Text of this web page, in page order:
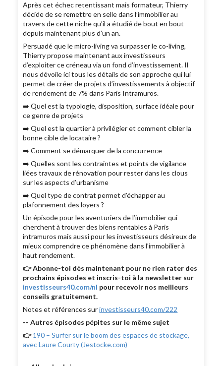
Après cet échec retentissant mais formateur, Thierry
décide de se remettre en selle dans l’immobilier au
travers de cette niche qu’il a étudié de bout en bout
depuis maintenant plus d’un an.
Persuadé que le micro-living va surpasser le co-living,
Thierry propose maintenant aux investisseurs
d’exploiter ce créneau via un fond d’investissement. Il
nous dévoile ici tous les détails de son approche qui lui
permet de créer de projets d’investissements à objectif
de rendement de 7% dans Paris Intramuros.
➡️ Quel est la typologie, disposition, surface idéale pour
ce genre de projets
➡️ Quel est la quartier à privilégier et comment cibler la
bonne cible de locataire ?
➡️ Comment se démarquer de la concurrence
➡️ Quelles sont les contraintes et points de vigilance
liées travaux de rénovation pour rester dans les clous
sur les aspects d’urbanisme
➡️ Quel type de contrat permet d’échapper au
plafonnement des loyers ?
Un épisode pour les aventuriers de l’immobilier qui
cherchent à trouver des biens rentables à Paris
intramuros mais aussi pour les investisseurs désireux de
mieux comprendre ce phénomène dans l’immobilier à
haut rendement.
👉 Abonne-toi dès maintenant pour ne rien rater des
prochains épisodes et inscris-toi à la newsletter sur
investisseurs40.com/nl pour recevoir nos meilleurs
conseils gratuitement.
Notes et références surinvestisseurs40.com/222
-- Autres épisodes pépites sur le même sujet
👉190 – Surfer sur le boom des espaces de stockage,
avec Laure Courty (Jestocke.com)